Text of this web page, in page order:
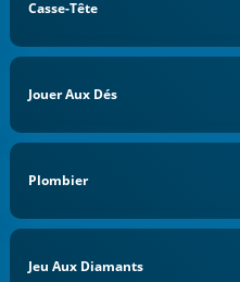
Casse-Tête
Jouer Aux Dés
Plombier
Jeu Aux Diamants